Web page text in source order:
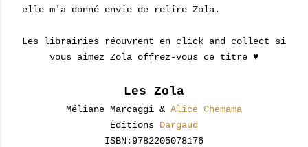
elle m'a donné envie de relire Zola.
Les librairies réouvrent en click and collect si
vous aimez Zola offrez-vous ce titre ♥
Les Zola
Méliane Marcaggi & Alice Chemama
Éditions Dargaud
ISBN:9782205078176